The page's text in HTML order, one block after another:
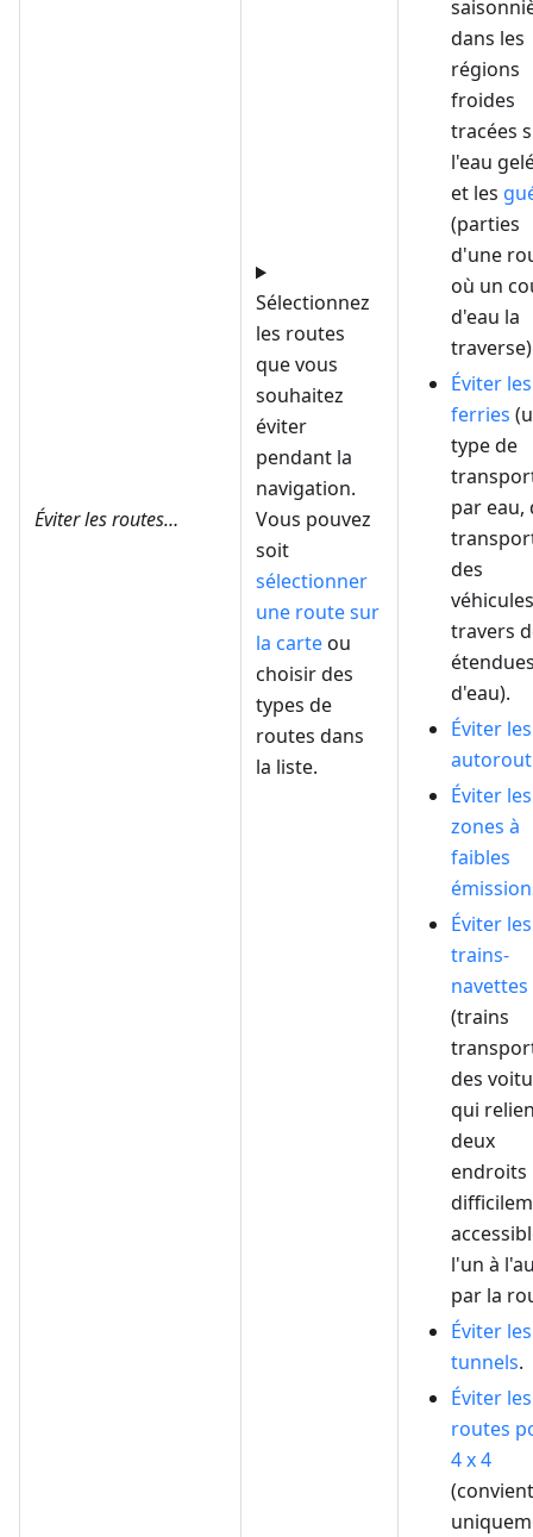
Éviter les routes…
Sélectionnez
les routes
que vous
souhaitez
éviter
pendant la
navigation.
Vous pouvez
soit
sélectionner
une route sur
la carteou
choisir des
types de
routes dans
la liste.
dans les
régions
froides
tracées
l'eau
et les
(parties
d'une
où un
d'eau la
Éviter les
ferries
type de
par eau,
des
travers
d'eau).
Éviter les
Éviter les
zones à
faibles
Éviter les
trains-
navettes
(trains
des
qui
deux
endroits
l'un à
par la
Éviter les
tunnels.
Éviter les
routes
4 x 4
(convient